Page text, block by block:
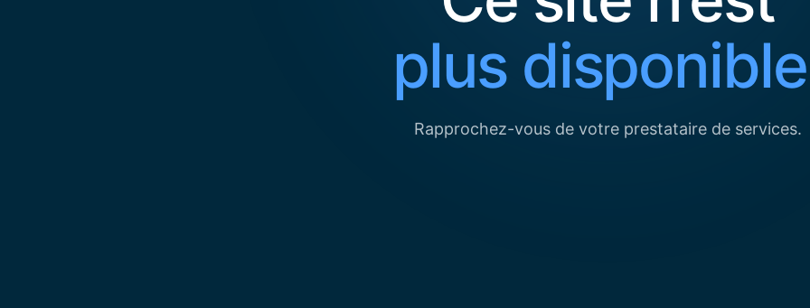
plus
Rapprochez-vous de votre prestataire de services.